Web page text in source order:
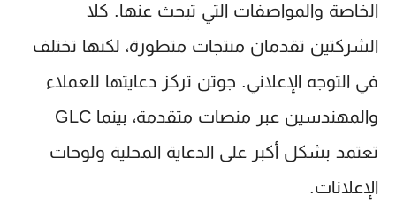
الخاصة والمواصفات التي تبحث عنها. كلا
الشركتين تقدمان منتجات متطورة، لكنها تختلف
في التوجه الإعلاني. جوتن تركز دعايتها للعملاء
والمهندسين عبر منصات متقدمة، بينما GLC
تعتمد بشكل أكبر على الدعاية المحلية ولوحات
الإعلانات.